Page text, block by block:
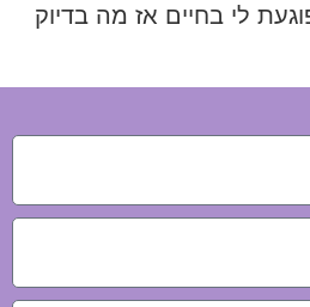
לי בחיים אז מה בדיוק